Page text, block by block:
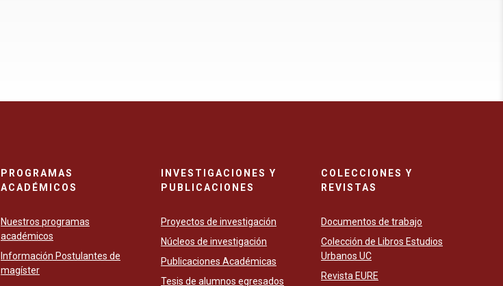
PROGRAMAS
ACADÉMICOS
Nuestros programas
académicos
Información Postulantes de
magíster
INVESTIGACIONES Y
PUBLICACIONES
Proyectos de investigación
Núcleos de investigación
Publicaciones Académicas
Tesis de alumnos egresados
COLECCIONES Y
REVISTAS
Documentos de trabajo
Colección de Libros Estudios
Urbanos UC
Revista EURE